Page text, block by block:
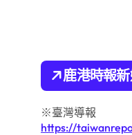
鹿港時報
※臺灣導報
https://